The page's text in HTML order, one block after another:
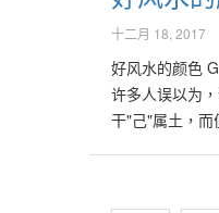
智"，女孩用"
如"云"，"圣"，
字命盘、再参
对八字命理有
好斗，可采用
年。" 意思是
日修复牙齿，
及讲话的清晰
宜多、宜长、
牙齿疏少、偏
密。 哨牙，即
十二月 18, 2017
好风水的颜色
许多人误以为
干"己"属土，